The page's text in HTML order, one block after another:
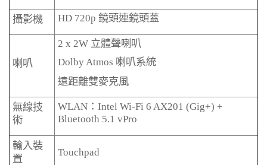
攝影機 HD 720p 鏡頭連鏡頭蓋
喇叭
2 x 2W 立體聲喇叭
Dolby Atmos 喇叭系統
遠距離雙麥克風
無線技
術
WLAN ： Intel Wi-Fi 6 AX201 (Gig+) +
Bluetooth 5.1 vPro
輸入裝
置
Touchpad